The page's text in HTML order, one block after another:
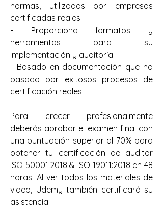
normas, utilizadas por empresas
certificadas reales.
- Proporciona formatos y
herramientas para su
implementación y auditoría.
- Basado en documentación que ha
pasado por exitosos procesos de
certificación reales.
Para crecer profesionalmente
deberás aprobar el examen final con
una puntuación superior al 70% para
obtener tu certificación de auditor
ISO 50001:2018 & ISO 19011:2018 en 48
horas. Al ver todos los materiales de
video, Udemy también certificará su
asistencia.